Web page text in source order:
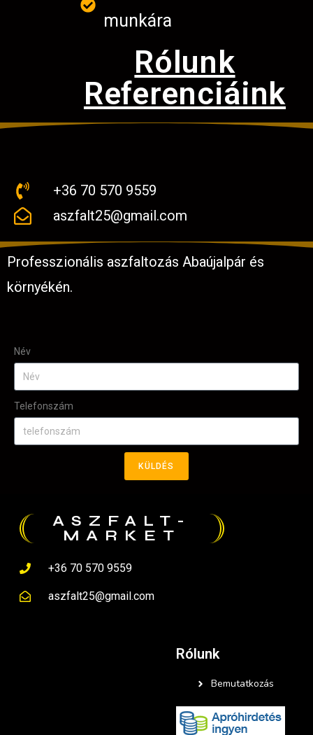
munkára
Rólunk
Referenciáink
+36 70 570 9559
aszfalt25@gmail.com
Professzionális aszfaltozás Abaújalpár és
környékén.
Név
Telefonszám
KÜLDÉS
ASZFALT-
MARKET
+36 70 570 9559
aszfalt25@gmail.com
Rólunk
Bemutatkozás